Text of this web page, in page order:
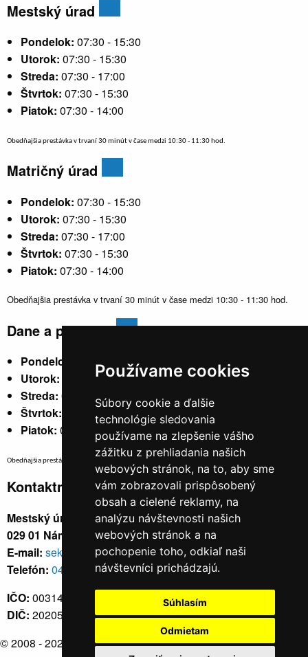
Používame cookies
Súbory cookie a ďalšie
technológie sledovania
používame na zlepšenie vášho
zážitku z prehliadania našich
webových stránok, na to, aby sme
vám zobrazovali prispôsobený
obsah a cielené reklamy, na
analýzu návštevnosti našich
webových stránok a na
pochopenie toho, odkiaľ naši
návštevníci prichádzajú.
Súhlasím
Odmietam
Mestský úrad
Pondelok: 07:30 - 15:30
Utorok: 07:30 - 15:30
Streda: 07:30 - 17:00
Štvrtok: 07:30 - 15:30
Piatok: 07:30 - 14:00
Obedňajšia prestávka v trvaní 30 minút v čase medzi 10:30 - 11:30 hod.
Matričný úrad
Pondelok: 07:30 - 15:30
Utorok: 07:30 - 15:30
Streda: 07:30 - 17:00
Štvrtok: 07:30 - 15:30
Piatok: 07:30 - 14:00
Obedňajšia prestávka v trvaní 30 minút v čase medzi 10:30 - 11:30 hod.
Dane a poplatky
Pondelok:
07:30 - 15:30
Utorok:
nestránkový
Streda: 07:30 - 17:00
Štvrtok:
nestránkový
Piatok: 07:30 - 14:00
Obedňajšia prestávka v trvaní 30 minút v čase medzi 10:30 - 11:30 hod.
Kontaktné údaje
Mestský úrad, Cyrila a Metoda 329/6,
029 01 Námestovo
E-mail: sekretariat@namestovo.sk
Telefón: 043 5504711
IČO: 00314676
DIČ: 2020571707
© 2008 - 2026
Námestovo.sk